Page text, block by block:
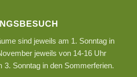
sind jeweils am 1. Sonntag in
jeweils von 14-16 Uhr
3. Sonntag in den Sommerferien.